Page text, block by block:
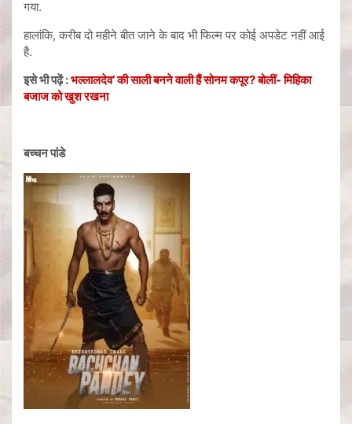
गया.
हालांकि, करीब दो महीने बीत जाने के बाद भी फिल्म पर कोई अपडेट नहीं आई
है.
इसे भी पढ़ें :भल्‍लालदेव’ की साली बनने वाली हैं सोनम कपूर? बोलीं- मिहिका
बजाज को खुश रखना
बच्चन पांडे